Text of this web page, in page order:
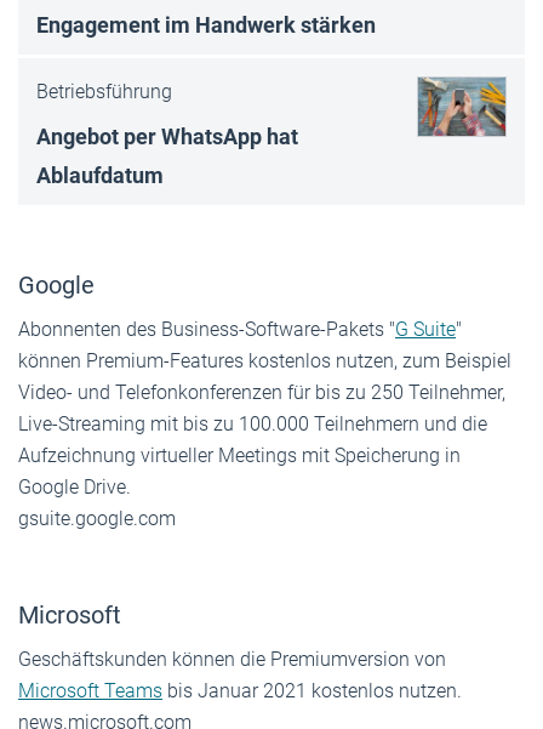
Engagement im Handwerk stärken
Betriebsführung
Angebot per WhatsApp hat
Ablaufdatum
Google
Abonnenten des Business-Software-Pakets "G Suite"
können Premium-Features ­kostenlos nutzen, zum Beispiel
Video- und ­Telefonkonferenzen für bis zu 250 Teil­nehmer,
Live-Streaming mit bis zu 100.000 Teilnehmern und die
Aufzeichnung virtueller Meetings mit Speicherung in
Google Drive.
gsuite.google.com
Microsoft
Geschäftskunden können die Premiumversion von
Microsoft Teams bis Januar 2021 kostenlos nutzen.
news.microsoft.com